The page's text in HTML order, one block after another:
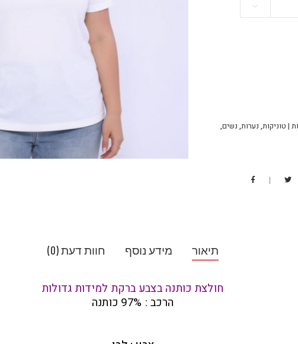
| טוניקות, נערות, נשים,
תיאור מידע נוסף חוות דעת (0)
חולצת כותנה בצבע ברקת למידות גדולות
הרכב : 97% כותנה